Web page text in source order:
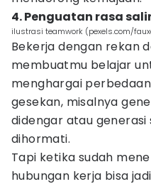
4. Penguatan rasa
ilustrasi teamwork (pexels.com/
Bekerja dengan rekan
membuatmu belajar
menghargai
gesekan, misalnya
didengar atau
dihormati.
Tapi ketika sudah
hubungan kerja bisa